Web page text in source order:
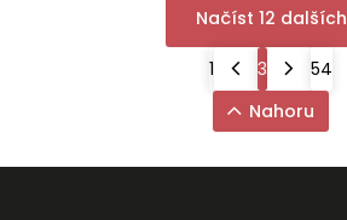
Načíst 12 dalších
1 3
54
Nahoru